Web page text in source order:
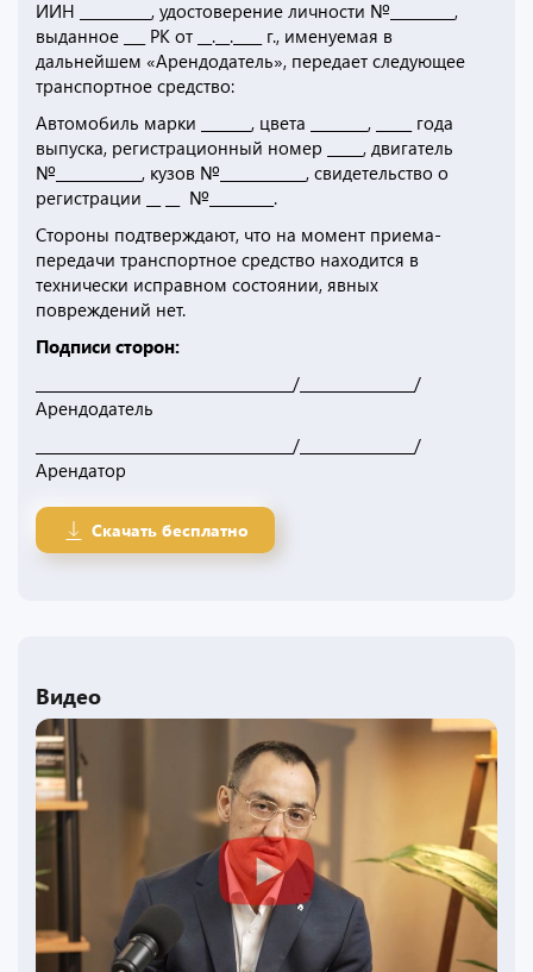
ИИН __________, удостоверение личности №_________,
выданное ___ РК от __.__.____ г., именуемая в
дальнейшем «Арендодатель», передает следующее
транспортное средство:
Автомобиль марки _______, цвета ________, _____ года
выпуска, регистрационный номер _____, двигатель
№____________, кузов №____________, свидетельство о
регистрации __ __ №_________.
Стороны подтверждают, что на момент приема-
передачи транспортное средство находится в
технически исправном состоянии, явных
повреждений нет.
Подписи сторон:
____________________________________/________________/
Арендодатель
____________________________________/________________/
Арендатор
Скачать бесплатно
Видео